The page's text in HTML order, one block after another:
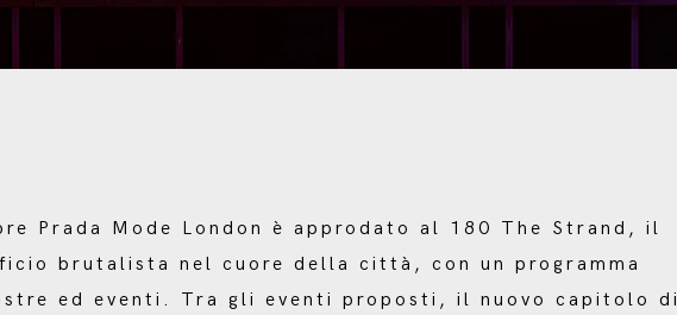
Prada Mode London è approdato al 180 The Strand, il
brutalista nel cuore della città, con un programma
ed eventi. Tra gli eventi proposti, il nuovo capitolo di